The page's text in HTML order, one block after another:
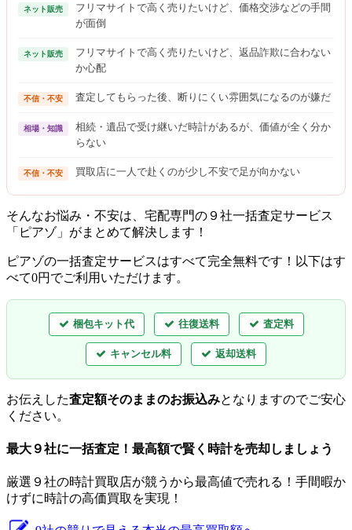
ネット販売
フリマサイトで高く売りたいけど、価格交渉などの手間
が面倒
ネット販売
フリマサイトで高く売りたいけど、返品詐欺に合わない
か心配
不信・不安 査定してもらった後、断りにくい雰囲気になるのが嫌だ
相場・知識
相続・遺品で受け継いだ時計があるが、価値が全く分か
らない
不信・不安 買取店に一人で赴くのが少し不安で足が向かない
そんなお悩み・不安は、宅配専門の９社一括査定サービス
「ピアゾ」がまとめて解決します！
ピアゾの一括査定サービスはすべて完全無料です！以下はす
べて0円でご利用いただけます。
梱包キット代 往復送料 査定料
キャンセル料 返却送料
お伝えした査定額そのままのお振込みとなりますのでご安心
ください。
最大９社に一括査定！ 最高額で賢く時計を売却しましょう
厳選９社の時計買取店が競うから最高値で売れる！手間暇か
けずに時計の高価買取を実現！